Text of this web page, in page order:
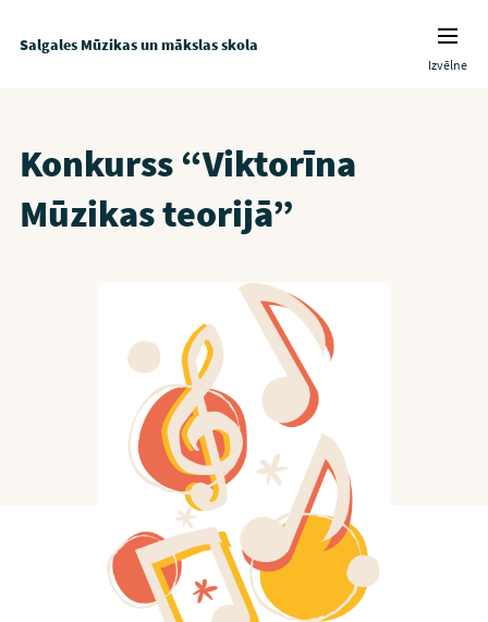
Salgales Mūzikas un mākslas skola
Izvēlne
Konkurss “Viktorīna
Mūzikas teorijā”